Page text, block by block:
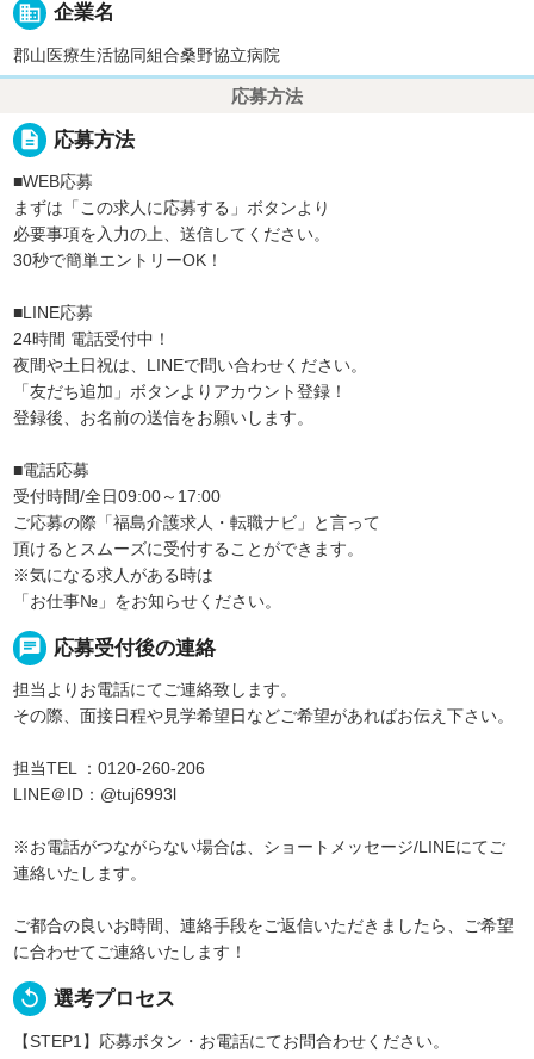
business 企業名
郡山医療生活協同組合桑野協立病院
応募方法
description 応募方法
■WEB応募
まずは「この求人に応募する」ボタンより
必要事項を入力の上、送信してください。
30秒で簡単エントリーOK！
■LINE応募
24時間 電話受付中！
夜間や土日祝は、LINEで問い合わせください。
「友だち追加」ボタンよりアカウント登録！
登録後、お名前の送信をお願いします。
■電話応募
受付時間/全日09:00～17:00
ご応募の際「福島介護求人・転職ナビ」と言って
頂けるとスムーズに受付することができます。
※気になる求人がある時は
「お仕事№」をお知らせください。
chat 応募受付後の連絡
担当よりお電話にてご連絡致します。
その際、面接日程や見学希望日などご希望があればお伝え下さい。
担当TEL ：0120-260-206
LINE＠ID：@tuj6993l
※お電話がつながらない場合は、ショートメッセージ/LINEにてご
連絡いたします。
ご都合の良いお時間、連絡手段をご返信いただきましたら、ご希望
に合わせてご連絡いたします！
replay 選考プロセス
【STEP1】応募ボタン・お電話にてお問合わせください。